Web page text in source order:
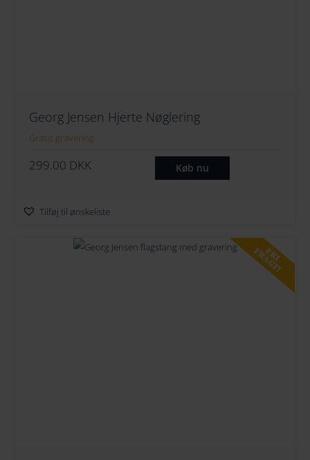
Georg Jensen Hjerte Nøglering
Gratis gravering
299.00 DKK Køb nu
Tilføj til ønskeliste
FRI
FRAGT!